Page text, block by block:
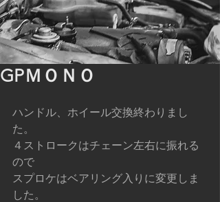
GPＭＯＮＯ
ハンドル、ホイール交換終わりまし
た。
４ストロークはチェーン左右に振れる
ので
スプロケはベアリング入りに変更しま
した。